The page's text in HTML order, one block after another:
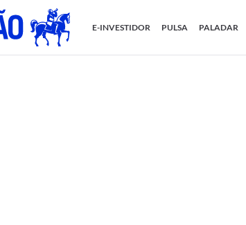
E-INVESTIDOR PULSA PALADAR